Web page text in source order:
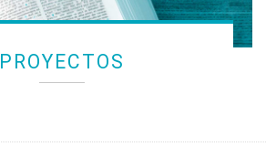
PROYECTOS